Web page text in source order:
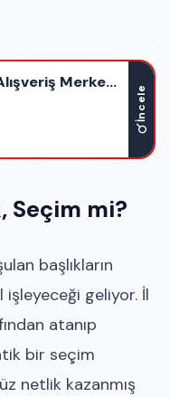
Merkezi
İncele
Seçim mi?
başlıkların
işleyeceği geliyor. İl
atanıp
bir seçim
netlik kazanmış